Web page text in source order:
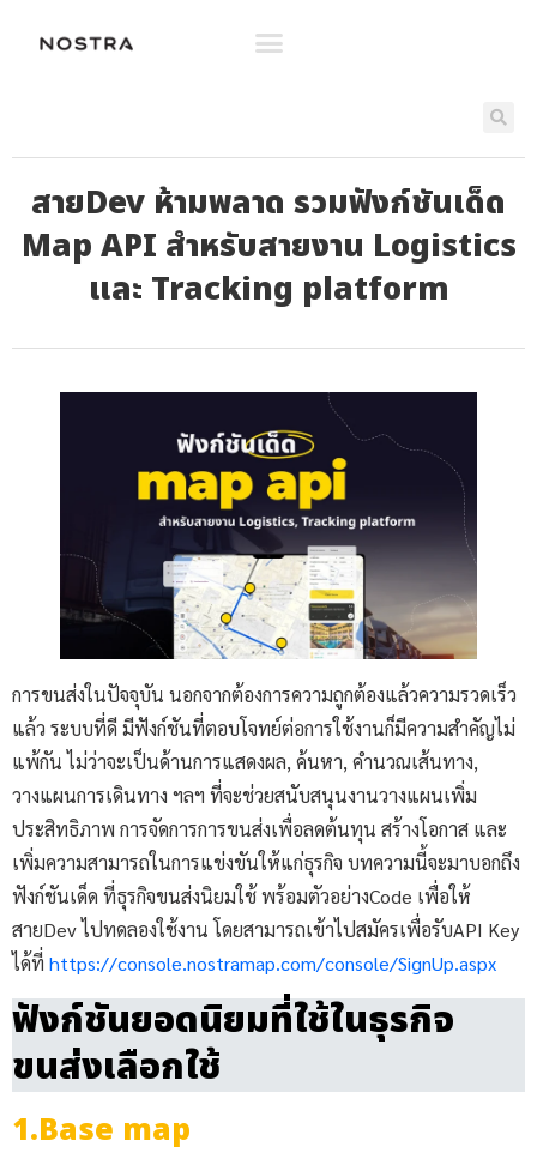
สายDev ห้ามพลาด รวมฟังก์ชันเด็ด
Map API สำหรับสายงาน Logistics
และ Tracking platform
การขนส่งในปัจจุบัน นอกจากต้องการความถูกต้องแล้วความรวดเร็ว
แล้ว ระบบที่ดี มีฟังก์ชันที่ตอบโจทย์ต่อการใช้งานก็มีความสำคัญไม่
แพ้กัน ไม่ว่าจะเป็นด้านการแสดงผล, ค้นหา, คำนวณเส้นทาง,
วางแผนการเดินทาง ฯลฯ ที่จะช่วยสนับสนุนงานวางแผนเพิ่ม
ประสิทธิภาพ การจัดการการขนส่งเพื่อลดต้นทุน สร้างโอกาส และ
เพิ่มความสามารถในการแข่งขันให้แก่ธุรกิจ บทความนี้จะมาบอกถึง
ฟังก์ชันเด็ด ที่ธุรกิจขนส่งนิยมใช้ พร้อมตัวอย่างCode เพื่อให้
สายDev ไปทดลองใช้งาน โดยสามารถเข้าไปสมัครเพื่อรับAPI Key
ได้ที่ https://console.nostramap.com/console/SignUp.aspx
ฟังก์ชันยอดนิยมที่ใช้ในธุรกิจ
ขนส่งเลือกใช้
1.Base map